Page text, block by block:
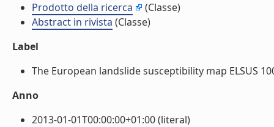
Prodotto della ricerca
(Classe)
Abstract in rivista (Classe)
Label
The European landslide susceptibility map ELSUS
Anno
2013-01-01T00:00:00+01:00 (literal)